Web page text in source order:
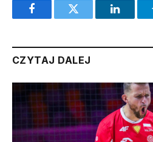
FacebookTwitter
CZYTAJ DALEJ